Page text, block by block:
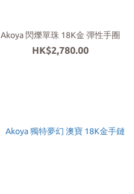
Akoya 閃爍單珠 18K金 彈性手圈
HK$2,780.00